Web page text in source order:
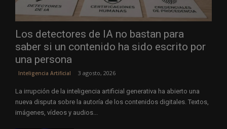
Los detectores de IA no bastan para
saber si un contenido ha sido escrito por
una persona
Inteligencia Artificial 3 agosto, 2026
La irrupción de la inteligencia artificial generativa ha abierto una
nueva disputa sobre la autoría de los contenidos digitales. Textos,
imágenes, vídeos y audios...